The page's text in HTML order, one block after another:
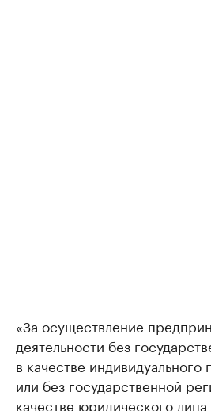
«За осуществление
деятельности без
в качестве
или без государственной
качестве юридического